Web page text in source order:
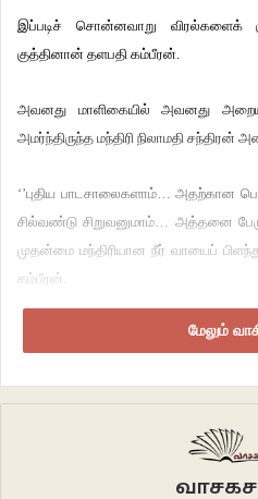
இப்படிச் சொன்னவாறு விரல்களைக்
குத்தினான் தளபதி கம்பீரன்.
அவனது மாளிகையில் அவனது
அமர்ந்திருந்த மந்திரி நிலாமதி சந்திரன்
‘’புதிய பாடசாலைகளாம்… அதற்கான
சில்வண்டு சிறுவனுமாம்… அத்தனை
முதன்மை மந்திரியான நீர் வாயைப்
கம்பீரன்.
‘’எ… என்னை என்ன செய்யச் சொல்கிறாய்
பொறுப்பாளர்களாக நியமிக்கக்
மேலும்